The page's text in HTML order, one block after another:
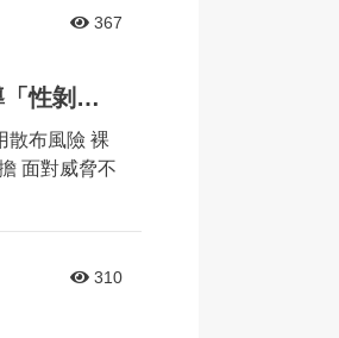
367
婦幼安全宣導列車來到秀水鄉「華龍國小」宣導「性剝削」相關議題
散布風險 裸
面對威脅不
310